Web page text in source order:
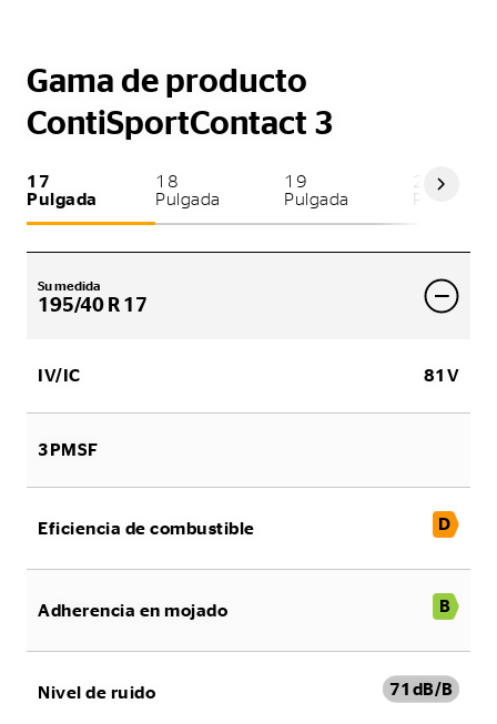
Gama de producto
ContiSportContact 3
17
Pulgada
18
Pulgada
19
Pulgada
20
Pulgada
Su medida
195/40 R 17
IV/IC 81V
3PMSF
Eficiencia de combustible D
Adherencia en mojado B
Nivel de ruido 71 dB/B